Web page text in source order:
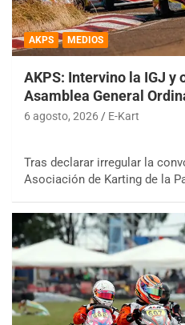
AKPS MEDIOS
AKPS: Intervino la IGJ
Asamblea General
6 agosto, 2026 E-Kart
Tras declarar irregular la
Asociación de Karting de la